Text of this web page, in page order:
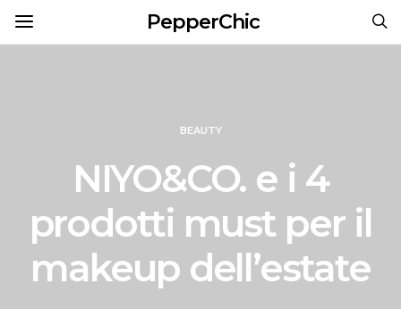
PepperChic
BEAUTY
NIYO&CO. e i 4
prodotti must per il
makeup dell’estate